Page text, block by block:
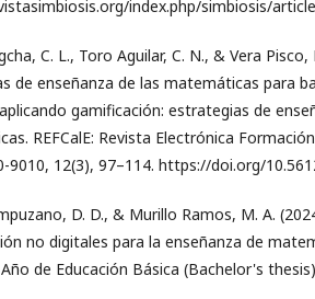
index.php/simbiosis/
C. L., Toro Aguilar, C. N., & Vera Pisco,
de enseñanza de las matemáticas para
gamificación: estrategias de
REFCalE: Revista Electrónica
9010, 12(3), 97–114. https://doi.org/
D. D., & Murillo Ramos, M. A.
no digitales para la enseñanza de
de Educación Básica (Bachelor's